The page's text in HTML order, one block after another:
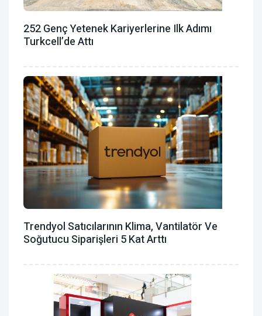
252 Genç Yetenek Kariyerlerine Ilk Adımı
Turkcell’de Attı
Trendyol Satıcılarının Klima, Vantilatör ‎ve
Soğutucu Siparişleri 5 Kat Arttı